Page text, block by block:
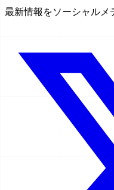
最新情報をソーシャルメ